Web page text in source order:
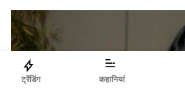
ट्रेंडिंग कहानियां